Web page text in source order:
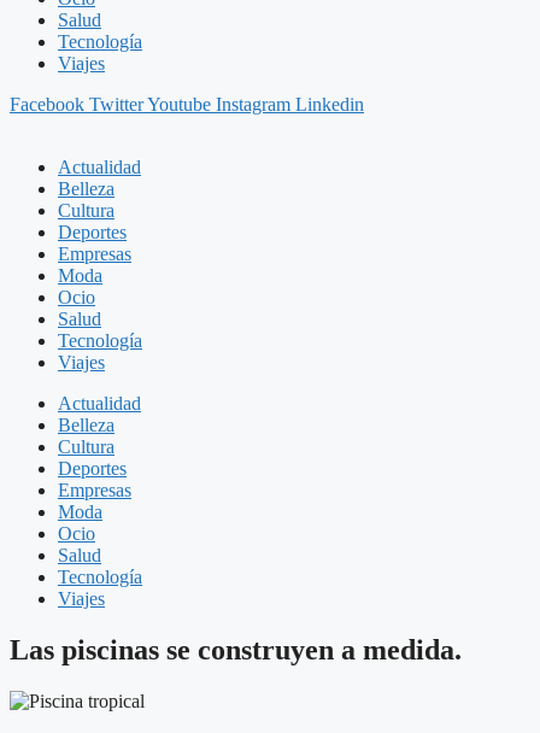
Salud
Tecnología
Viajes
Facebook TwitterYoutube Instagram Linkedin
Actualidad
Belleza
Cultura
Deportes
Empresas
Moda
Ocio
Salud
Tecnología
Viajes
Actualidad
Belleza
Cultura
Deportes
Empresas
Moda
Ocio
Salud
Tecnología
Viajes
Las piscinas se construyen a medida.